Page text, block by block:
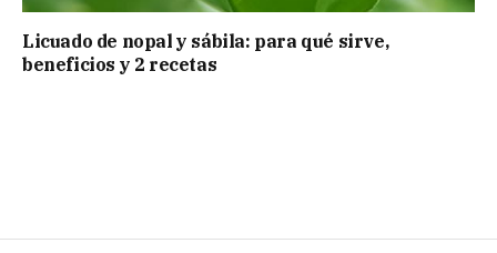
Licuado de nopal y sábila: para qué sirve,
beneficios y 2 recetas